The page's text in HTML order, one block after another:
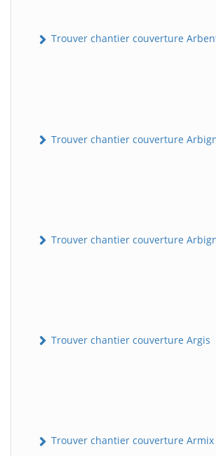
Trouver chantier couverture
Trouver chantier couverture
Trouver chantier couverture
Trouver chantier couverture Argis
Trouver chantier couverture Armix